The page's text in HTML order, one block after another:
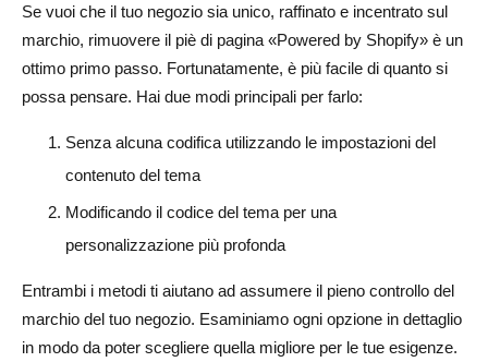
Se vuoi che il tuo negozio sia unico, raffinato e incentrato sul
marchio, rimuovere il piè di pagina «Powered by Shopify» è un
ottimo primo passo. Fortunatamente, è più facile di quanto si
possa pensare. Hai due modi principali per farlo:
Senza alcuna codifica utilizzando le impostazioni del
contenuto del tema
Modificando il codice del tema per una
personalizzazione più profonda
Entrambi i metodi ti aiutano ad assumere il pieno controllo del
marchio del tuo negozio. Esaminiamo ogni opzione in dettaglio
in modo da poter scegliere quella migliore per le tue esigenze.